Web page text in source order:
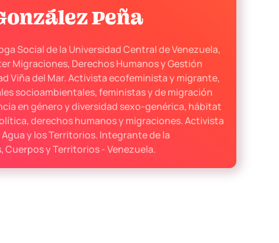
Peña
Social de la Universidad Central de Venezuela,
Migraciones, Derechos Humanos y Gestión
Viña del Mar. Activista ecofeminista y migrante,
socioambientales, feministas y de migración
en género y diversidad sexo-genérica, hábitat
derechos humanos y migraciones. Activista
y los Territorios. Integrante de la
y Territorios - Venezuela.